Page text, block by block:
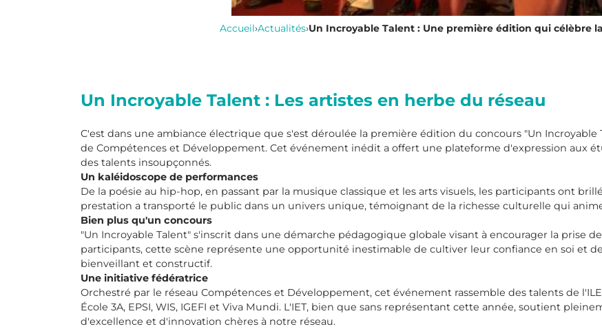
Accueil›Actualités›Un Incroyable Talent : Une première édition qui célèbre
Un Incroyable Talent : Les artistes en herbe du réseau
C'est dans une ambiance électrique que s'est déroulée la première édition du concours "Un Incroyable
de Compétences et Développement. Cet événement inédit a offert une plateforme d'expression aux
des talents insoupçonnés.
Un kaléidoscope de performances
De la poésie au hip-hop, en passant par la musique classique et les arts visuels, les participants ont
prestation a transporté le public dans un univers unique, témoignant de la richesse culturelle qui
Bien plus qu'un concours
"Un Incroyable Talent" s'inscrit dans une démarche pédagogique globale visant à encourager la prise
participants, cette scène représente une opportunité inestimable de cultiver leur confiance en soi et
bienveillant et constructif.
Une initiative fédératrice
Orchestré par le réseau Compétences et Développement, cet événement rassemble des talents de
École 3A, EPSI, WIS, IGEFI et Viva Mundi. L'IET, bien que sans représentant cette année, soutient
d'excellence et d'innovation chères à notre réseau.